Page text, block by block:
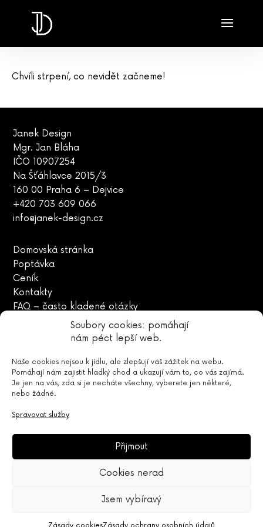
Soubory cookies: pomáhají
nám péct lepší web.
Naše cookies nejsou k jídlu, ale zlepšují váš zážitek na webu.
Pomáhají nám zajistit hladký chod a ukazují vám to, co vás zajímá.
Je jen na vás, zda si je necháte všechny, vyberete jen některé,
nebo žádné.
Spravovat služby
Přijmout
Cookies nerad
Jsem vybíravý
Chvíli strpení, co nevidět začneme!
Janek Design
Mgr. Jan Bláha
IČO 10907254
Na Šťáhlavce 2015/3
160 00 Praha 6 – Dejvice
+420 703 609 066
info@janek-design.cz
Domovská stránka
Poptávka
Ceník
Kontakty
FAQ – často kladené otázky
Všeobecné obchodní podmínky
Zásady ochrany osobních údajů (GDPR)
„Neměňte svůj nápad
podle pravidel. Změňte
pravidla podle svého
nápadu.“
JANEK DESIGN © 2026